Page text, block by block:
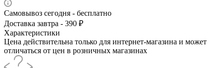
Самовывоз сегодня - бесплатно
Доставка завтра - 390 ₽
Характеристики
Цена действительна только для интернет-магазина и может
отличаться от цен в розничных магазинах